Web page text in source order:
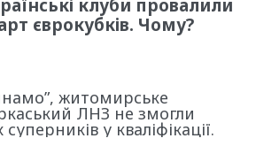
клуби провалили
єврокубків. Чому?
житомирське
ЛНЗ не змогли
у кваліфікації.